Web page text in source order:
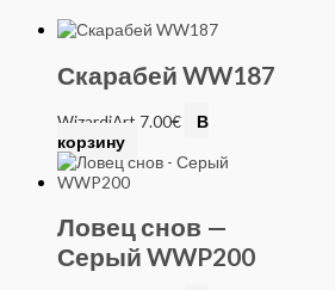
Скарабей WW187
WizardiArt 7.00€
В
корзину
Ловец снов —
Серый WWP200